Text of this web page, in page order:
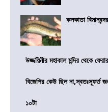
কলকাতা
উজ্জয়িনীর মহাকাল মন্দির থেকে
বিজেপির কেউ ছিল না,স্বতঃস্ফূর্ত
১০টা